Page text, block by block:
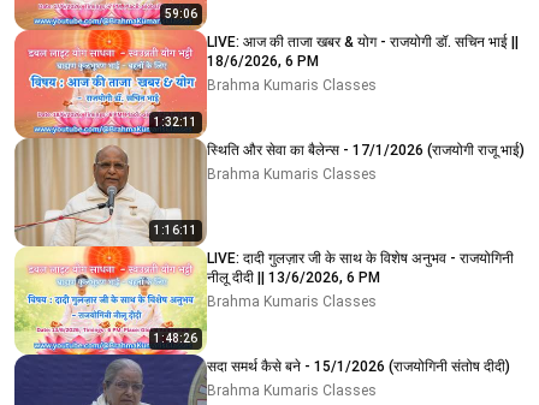
59:06
1:32:11
LIVE: आज की ताजा खबर & योग - राजयोगी डॉ. सचिन भाई ||
18/6/2026, 6 PM
Brahma Kumaris Classes
1:16:11
स्थिति और सेवा का बैलेन्स - 17/1/2026 (राजयोगी राजू भाई)
Brahma Kumaris Classes
1:48:26
LIVE: दादी गुलज़ार जी के साथ के विशेष अनुभव - राजयोगिनी
नीलू दीदी || 13/6/2026, 6 PM
Brahma Kumaris Classes
सदा समर्थ कैसे बने - 15/1/2026 (राजयोगिनी संतोष दीदी)
Brahma Kumaris Classes